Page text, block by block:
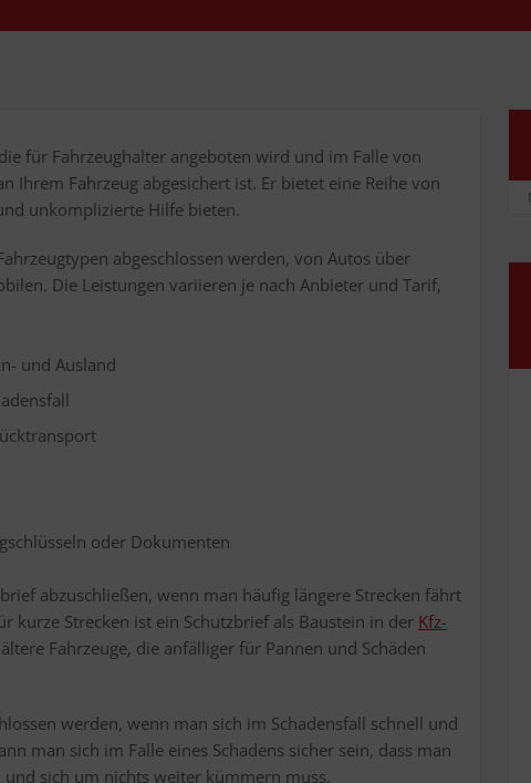
für Fahr­zeug­hal­ter ange­bo­ten wird und im Fal­le von
Ihrem Fahr­zeug abge­si­chert ist. Er bie­tet eine Rei­he von
unkom­pli­zier­te Hil­fe bieten.
abge­schlos­sen wer­den, von Autos über
Die Leis­tun­gen vari­ie­ren je nach Anbie­ter und Tarif,
und Ausland
oder Dokumenten
abzu­schlie­ßen, wenn man häu­fig län­ge­re Stre­cken fährt
kur­ze Stre­cken ist ein Schutz­brief als Bau­stein in der Kfz-
Fahr­zeu­ge, die anfäl­li­ger für Pan­nen und Schä­den
wer­den, wenn man sich im Scha­dens­fall schnell und
man sich im Fal­le eines Scha­dens sicher sein, dass man
sich um nichts wei­ter küm­mern muss.